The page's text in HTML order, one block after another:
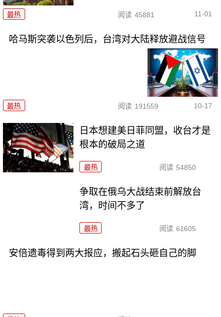
最热 阅读 45881 11-01
哈马斯突袭以色列后，台湾对大陆释放避战信号
最热 阅读 191559 10-17
日本想建美日菲同盟，收台才是
根本的破局之道
最热 阅读 54850
争取在俄乌大战结束前解放台
湾，时间不多了
最热 阅读 61605
安倍遗毒得到两大报应，搬起石头砸自己的脚